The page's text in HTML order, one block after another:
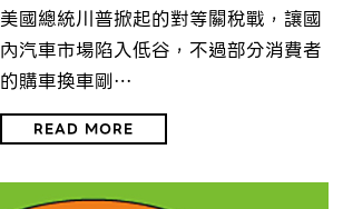
美國總統川普掀起的對等關稅戰，讓國
內汽車市場陷入低谷，不過部分消費者
的購車換車剛…
READ MORE